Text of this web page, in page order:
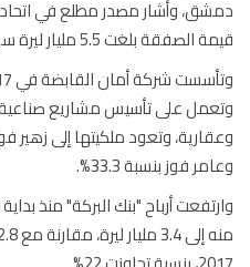
وأشار مصدر مطلع في اتحاد غرف
بلغت 5.5 مليار ليرة سورية أي ما يعادل 12 مليون دولار.
على تأسيس مشاريع صناعية
فوز بنسبة 33.3%.
منه إلى